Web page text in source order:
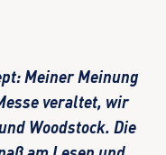
Meiner Meinung
veraltet, wir
Woodstock. Die